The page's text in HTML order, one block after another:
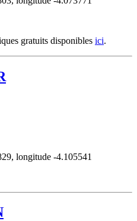
gratuits disponibles ici.
longitude -4.105541